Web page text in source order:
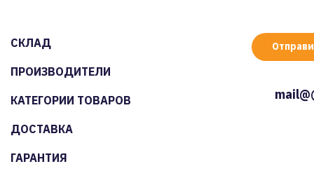
СКЛАД
ПРОИЗВОДИТЕЛИ
КАТЕГОРИИ ТОВАРОВ
ДОСТАВКА
ГАРАНТИЯ